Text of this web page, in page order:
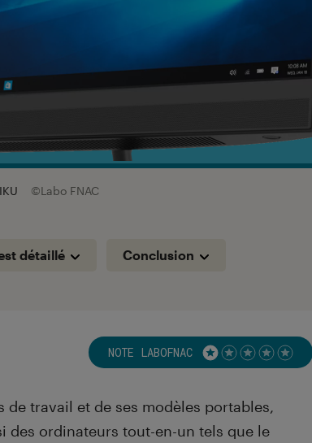
©Labo FNAC
détaillé Conclusion
NOTE LABOFNAC Noté 1 étoiles sur 5
de travail et de ses modèles portables,
des ordinateurs tout-en-un tels que le